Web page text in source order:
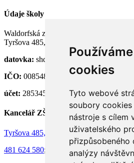
cookies
Tyto webové
soubory
nástroje s cílem
uživatelského
přizpůsobeného
analýzy
Údaje školy
Waldorfská základní a střední škola
Tyršova 485, 513 01 Semily
datovka: shdknnh
IČO: 00854824
účet: 28534581/0100
Kancelář ZŠ
Tyršova 485, 513 01 Semily
481 624 580; 736 130 073